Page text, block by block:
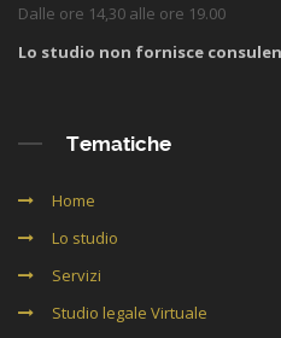
Dalle ore 14,30 alle ore 19.00
Lo studio non fornisce
Tematiche
Home
Lo studio
Servizi
Studio legale Virtuale